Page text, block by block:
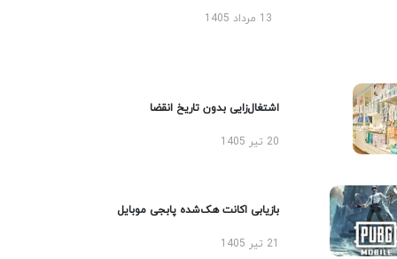
13 مرداد 1405
اشتغال‌زایی بدون تاریخ انقضا
20 تیر 1405
بازیابی اکانت هک‌شده پابجی موبایل